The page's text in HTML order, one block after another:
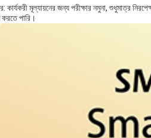
কার্যকরী মূল্যায়নের জন্য পরীক্ষার নমুনা, শুধুমাত্র
পারি।